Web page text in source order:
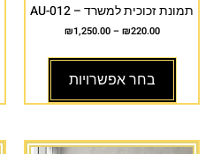
תמונת זכוכית למשרד – AU-012
₪220.00
–
₪1,250.00
בחר אפשרויות